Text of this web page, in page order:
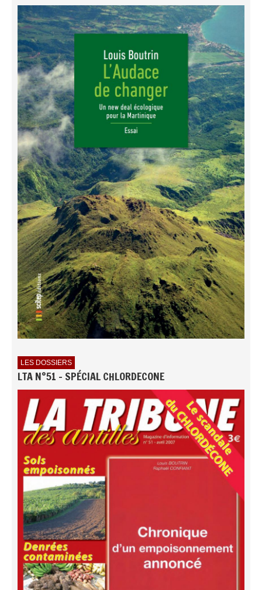
LES DOSSIERS
LTA N°51 - SPÉCIAL CHLORDECONE